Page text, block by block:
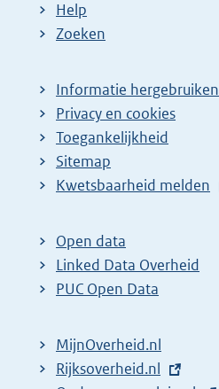
Help
Zoeken
Informatie hergebruiken
Privacy en cookies
Toegankelijkheid
Sitemap
E
t
e
r
l
i
Kwetsbaarheid melden
Open data
Linked Data Overheid
PUC Open Data
MijnOverheid.nl
E
Rijksoverheid.nl